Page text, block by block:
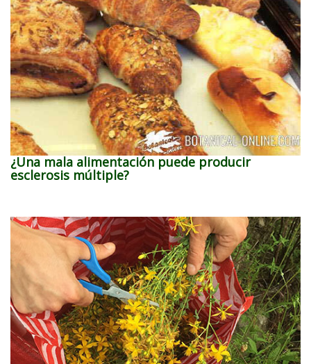
¿Una mala alimentación puede producir
esclerosis múltiple?